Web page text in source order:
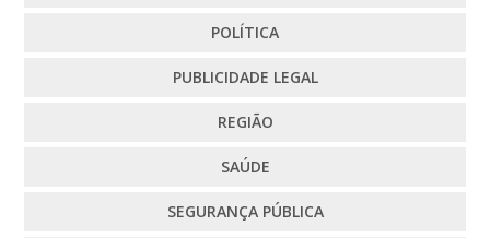
POLÍTICA
PUBLICIDADE LEGAL
REGIÃO
SAÚDE
SEGURANÇA PÚBLICA